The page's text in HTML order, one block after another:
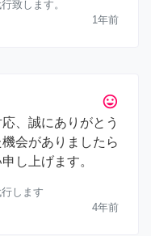
致します。
1年前
tag_faces
、誠にありがとう
会がありましたら
し上げます。
します
4年前